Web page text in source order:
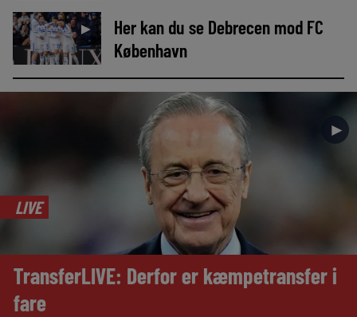
►
Her kan du se Debrecen mod FC
København
►
LIVE
TransferLIVE: Derfor er kæmpetransfer i
fare